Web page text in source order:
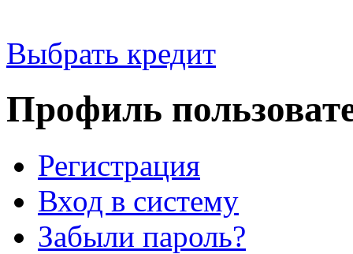
Выбрать кредит
Профиль
Регистрация
Вход в систему
Забыли пароль?